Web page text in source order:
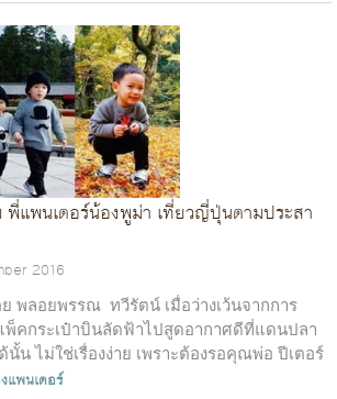
แพนเตอร์น้องพูม่า เที่ยวญี่ปุ่นตามประสา
2016
พลอยพรรณ ทวีรัตน์ เมื่อว่างเว้นจากการ
พ็คกระเป๋าบินลัดฟ้าไปสูดอากาศดีที่แดนปลา
นั้น ไม่ใช่เรื่องง่าย เพราะต้องรอคุณพ่อ ปีเตอร์
แพนเตอร์